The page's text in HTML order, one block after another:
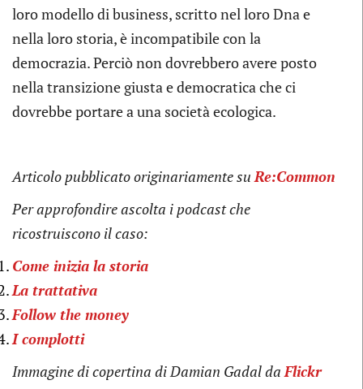
loro modello di business, scritto nel loro Dna e
nella loro storia, è incompatibile con la
democrazia. Perciò non dovrebbero avere posto
nella transizione giusta e democratica che ci
dovrebbe portare a una società ecologica.
Articolo pubblicato originariamente suRe:Common
Per approfondire ascolta i podcast che
ricostruiscono il caso:
Come inizia la storia
La trattativa
Follow the money
I complotti
Immagine di copertina di Damian Gadal daFlickr